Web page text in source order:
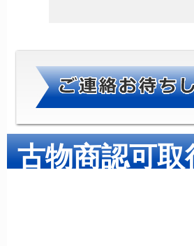
古物商認可